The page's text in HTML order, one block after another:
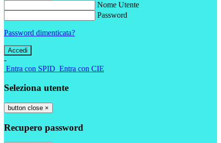
Nome Utente
Password
Password dimenticata?
-
Entra con SPID Entra con CIE
Seleziona utente
button close ×
Recupero password